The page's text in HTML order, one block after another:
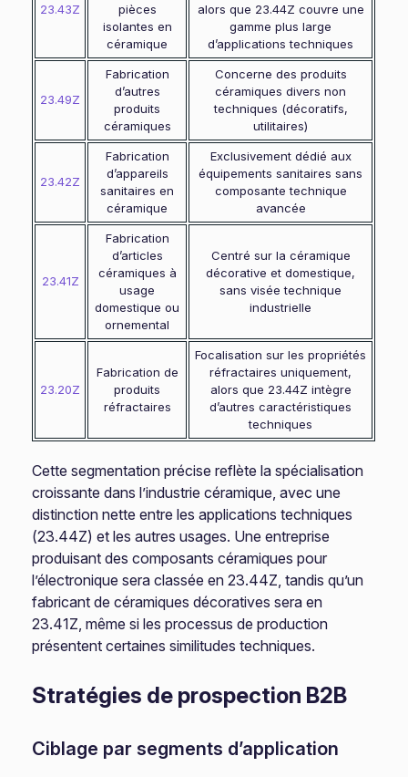
23.43Z
pièces
isolantes en
céramique
alors que 23.44Z couvre une
gamme plus large
d’applications techniques
23.49Z
Fabrication
d’autres
produits
céramiques
Concerne des produits
céramiques divers non
techniques (décoratifs,
utilitaires)
23.42Z
Fabrication
d’appareils
sanitaires en
céramique
Exclusivement dédié aux
équipements sanitaires sans
composante technique
avancée
23.41Z
Fabrication
d’articles
céramiques à
usage
domestique ou
ornemental
Centré sur la céramique
décorative et domestique,
sans visée technique
industrielle
23.20Z
Fabrication de
produits
réfractaires
Focalisation sur les propriétés
réfractaires uniquement,
alors que 23.44Z intègre
d’autres caractéristiques
techniques
Cette segmentation précise reflète la spécialisation
croissante dans l’industrie céramique, avec une
distinction nette entre les applications techniques
(23.44Z) et les autres usages. Une entreprise
produisant des composants céramiques pour
l’électronique sera classée en 23.44Z, tandis qu’un
fabricant de céramiques décoratives sera en
23.41Z, même si les processus de production
présentent certaines similitudes techniques.
Stratégies de prospection B2B
Ciblage par segments d’application